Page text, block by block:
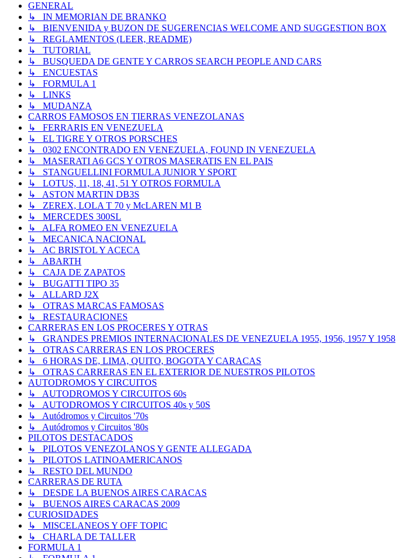
GENERAL
↳ IN MEMORIAN DE BRANKO
↳ BIENVENIDA y BUZON DE SUGERENCIAS WELCOME AND SUGGESTION BOX
↳ REGLAMENTOS (LEER, README)
↳ TUTORIAL
↳ BUSQUEDA DE GENTE Y CARROS SEARCH PEOPLE AND CARS
↳ ENCUESTAS
↳ FORMULA 1
↳ LINKS
↳ MUDANZA
CARROS FAMOSOS EN TIERRAS VENEZOLANAS
↳ FERRARIS EN VENEZUELA
↳ EL TIGRE Y OTROS PORSCHES
↳ 0302 ENCONTRADO EN VENEZUELA, FOUND IN VENEZUELA
↳ MASERATI A6 GCS Y OTROS MASERATIS EN EL PAIS
↳ STANGUELLINI FORMULA JUNIOR Y SPORT
↳ LOTUS, 11, 18, 41, 51 Y OTROS FORMULA
↳ ASTON MARTIN DB3S
↳ ZEREX, LOLA T 70 y McLAREN M1 B
↳ MERCEDES 300SL
↳ ALFA ROMEO EN VENEZUELA
↳ MECANICA NACIONAL
↳ AC BRISTOL Y ACECA
↳ ABARTH
↳ CAJA DE ZAPATOS
↳ BUGATTI TIPO 35
↳ ALLARD J2X
↳ OTRAS MARCAS FAMOSAS
↳ RESTAURACIONES
CARRERAS EN LOS PROCERES Y OTRAS
↳ GRANDES PREMIOS INTERNACIONALES DE VENEZUELA 1955, 1956, 1957 Y 1958
↳ OTRAS CARRERAS EN LOS PROCERES
↳ 6 HORAS DE, LIMA, QUITO, BOGOTA Y CARACAS
↳ OTRAS CARRERAS EN EL EXTERIOR DE NUESTROS PILOTOS
AUTODROMOS Y CIRCUITOS
↳ AUTODROMOS Y CIRCUITOS 60s
↳ AUTODROMOS Y CIRCUITOS 40s y 50S
↳ Autódromos y Circuitos '70s
↳ Autódromos y Circuitos '80s
PILOTOS DESTACADOS
↳ PILOTOS VENEZOLANOS Y GENTE ALLEGADA
↳ PILOTOS LATINOAMERICANOS
↳ RESTO DEL MUNDO
CARRERAS DE RUTA
↳ DESDE LA BUENOS AIRES CARACAS
↳ BUENOS AIRES CARACAS 2009
CURIOSIDADES
↳ MISCELANEOS Y OFF TOPIC
↳ CHARLA DE TALLER
FORMULA 1